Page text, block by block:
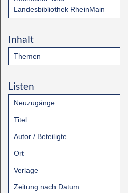
Landesbibliothek RheinMain
Inhalt
Themen
Listen
Neuzugänge
Titel
Autor / Beteiligte
Ort
Verlage
Zeitung nach Datum